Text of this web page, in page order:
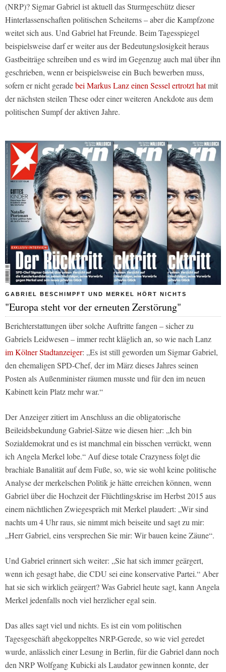
(NRP)? Sigmar Gabriel ist aktuell das Sturmgeschütz dieser
Hinterlassenschaften politischen Scheiterns – aber die Kampfzone
weitet sich aus. Und Gabriel hat Freunde. Beim Tagesspiegel
beispielsweise darf er weiter aus der Bedeutungslosigkeit heraus
Gastbeiträge schreiben und es wird im Gegenzug auch mal über ihn
geschrieben, wenn er beispielsweise ein Buch bewerben muss,
sofern er nicht geradebei Markus Lanz einen Sessel ertrotzt hatmit
der nächsten steilen These oder einer weiteren Anekdote aus dem
politischen Sumpf der aktiven Jahre.
GABRIEL BESCHIMPFT UND MERKEL HÖRT NICHTS
"Europa steht vor der erneuten Zerstörung"
Berichterstattungen über solche Auftritte fangen – sicher zu
Gabriels Leidwesen – immer recht kläglich an, so wie nach Lanz
im Kölner Stadtanzeiger: „Es ist still geworden um Sigmar Gabriel,
den ehemaligen SPD-Chef, der im März dieses Jahres seinen
Posten als Außenminister räumen musste und für den im neuen
Kabinett kein Platz mehr war.“
Der Anzeiger zitiert im Anschluss an die obligatorische
Beileidsbekundung Gabriel-Sätze wie diesen hier: „Ich bin
Sozialdemokrat und es ist manchmal ein bisschen verrückt, wenn
ich Angela Merkel lobe.“ Auf diese totale Crazyness folgt die
brachiale Banalität auf dem Fuße, so, wie sie wohl keine politische
Analyse der merkelschen Politik je hätte erreichen können, wenn
Gabriel über die Hochzeit der Flüchtlingskrise im Herbst 2015 aus
einem nächtlichen Zwiegespräch mit Merkel plaudert: „Wir sind
nachts um 4 Uhr raus, sie nimmt mich beiseite und sagt zu mir:
„Herr Gabriel, eins versprechen Sie mir: Wir bauen keine Zäune“.
Und Gabriel erinnert sich weiter: „Sie hat sich immer geärgert,
wenn ich gesagt habe, die CDU sei eine konservative Partei.“ Aber
hat sie sich wirklich geärgert? Was Gabriel heute sagt, kann Angela
Merkel jedenfalls noch viel herzlicher egal sein.
Das alles sagt viel und nichts. Es ist ein vom politischen
Tagesgeschäft abgekoppeltes NRP-Gerede, so wie viel geredet
wurde, anlässlich einer Lesung in Berlin, für die Gabriel dann noch
den NRP Wolfgang Kubicki als Laudator gewinnen konnte, der